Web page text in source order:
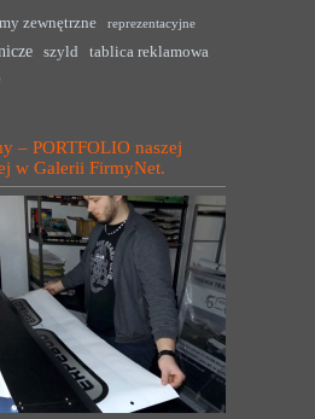
zewnętrzne reprezentacyjne
szyld tablica reklamowa
– PORTFOLIO naszej
w Galerii FirmyNet.